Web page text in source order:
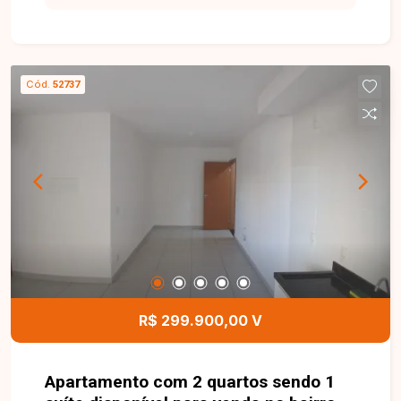
social com box, cozinha com armários, despensa
e área de serviço externa. O grande diferencial é
oferecendo inúmeras possibilidades de
aproveitamento, como a criação de uma área
construção de uma edícula. Se você procura um
imóvel com o conforto de um apartamento e o
amplo espaço de uma casa, esta é uma
excelente oportunidade. Agende sua visita e
conheça de perto todos os diferenciais deste
Cód. 52737
R$ 299.900,00 V
Apartamento com 2 quartos sendo 1